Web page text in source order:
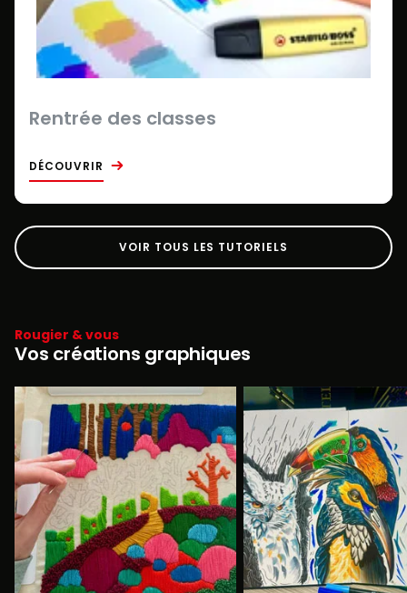
Rentrée des classes
DÉCOUVRIR
VOIR TOUS LES TUTORIELS
Rougier & vous
Vos créations graphiques